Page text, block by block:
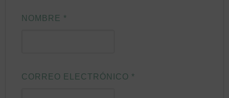
NOMBRE *
CORREO ELECTRÓNICO *